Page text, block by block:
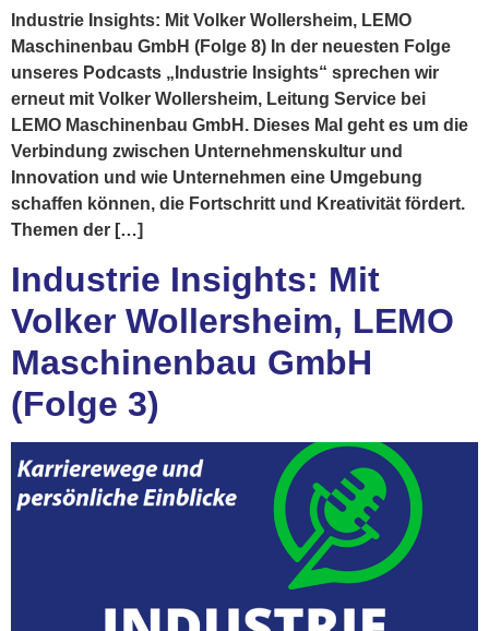
Industrie Insights: Mit Volker Wollersheim, LEMO
Maschinenbau GmbH (Folge 8) In der neuesten Folge
unseres Podcasts „Industrie Insights“ sprechen wir
erneut mit Volker Wollersheim, Leitung Service bei
LEMO Maschinenbau GmbH. Dieses Mal geht es um die
Verbindung zwischen Unternehmenskultur und
Innovation und wie Unternehmen eine Umgebung
schaffen können, die Fortschritt und Kreativität fördert.
Themen der […]
Industrie Insights: Mit
Volker Wollersheim, LEMO
Maschinenbau GmbH
(Folge 3)